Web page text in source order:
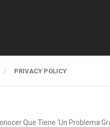
PRIVACY POLICY
Que Tiene ‘un Problema